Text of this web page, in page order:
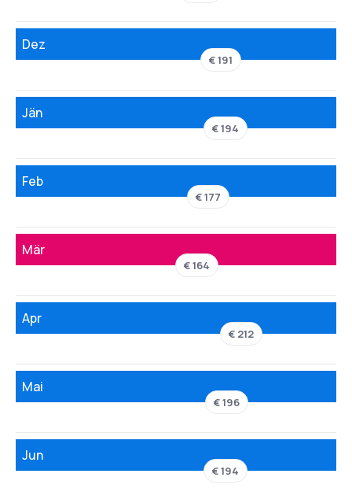
Dez
€ 191
Jän
€ 194
Feb
€ 177
Mär
€ 164
Apr
€ 212
Mai
€ 196
Jun
€ 194